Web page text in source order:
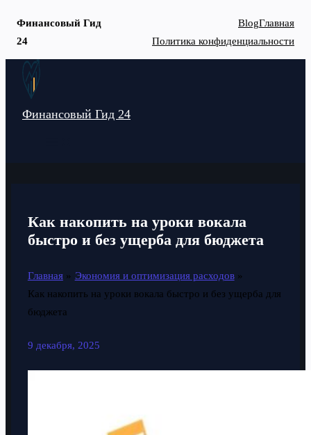
Финансовый Гид
24
BlogГлавная
Политика конфиденциальности
Перейти
Финансовый Гид 24
Как накопить на уроки вокала
быстро и без ущерба для бюджета
Главная
Экономия и оптимизация расходов
Как накопить на уроки вокала быстро и без ущерба для
бюджета
9 декабря, 2025